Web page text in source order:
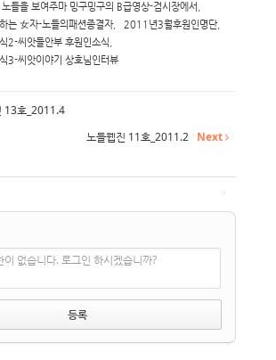
노들을 보여주마 밍구밍구의 B급영상-검시장에서
는 女자-노들의패션종결자, 2011년3월후원인명단,
2-씨앗들안부 후원인소식
3-씨앗이야기 상호님인터뷰
13호_2011.4
노들웹진 11호_2011.2 Next
이 없습니다. 로그인 하시겠습니까?